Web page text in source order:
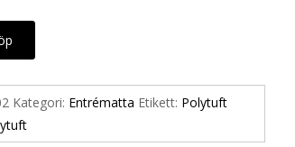
Kategori: Entrématta Etikett: Polytuft